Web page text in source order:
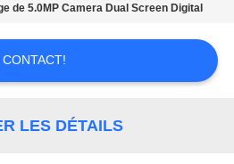
de 5.0MP Camera Dual Screen Digital
CONTACT!
LES DÉTAILS